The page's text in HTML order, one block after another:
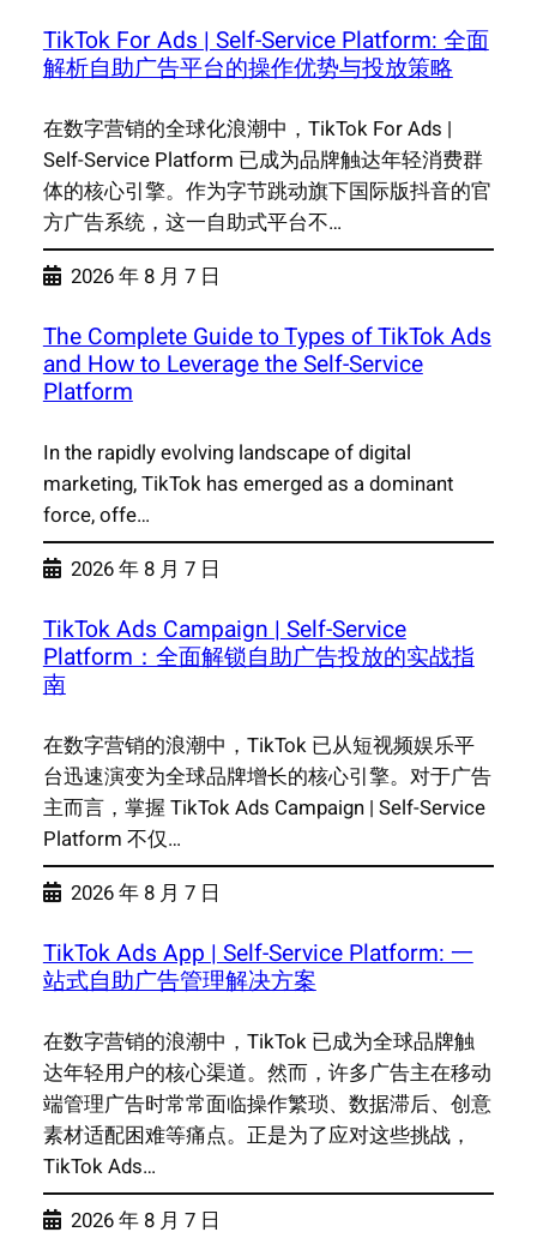
TikTok For Ads | Self-Service Platform: 全面
解析自助广告平台的操作优势与投放策略
在数字营销的全球化浪潮中，TikTok For Ads |
Self-Service Platform 已成为品牌触达年轻消费群
体的核心引擎。作为字节跳动旗下国际版抖音的官
方广告系统，这一自助式平台不…
2026 年 8 月 7 日
The Complete Guide to Types of TikTok Ads
and How to Leverage the Self-Service
Platform
In the rapidly evolving landscape of digital
marketing, TikTok has emerged as a dominant
force, offe…
2026 年 8 月 7 日
TikTok Ads Campaign | Self-Service
Platform：全面解锁自助广告投放的实战指
南
在数字营销的浪潮中，TikTok 已从短视频娱乐平
台迅速演变为全球品牌增长的核心引擎。对于广告
主而言，掌握 TikTok Ads Campaign | Self-Service
Platform 不仅…
2026 年 8 月 7 日
TikTok Ads App | Self-Service Platform: 一
站式自助广告管理解决方案
在数字营销的浪潮中，TikTok 已成为全球品牌触
达年轻用户的核心渠道。然而，许多广告主在移动
端管理广告时常常面临操作繁琐、数据滞后、创意
素材适配困难等痛点。正是为了应对这些挑战，
TikTok Ads…
2026 年 8 月 7 日